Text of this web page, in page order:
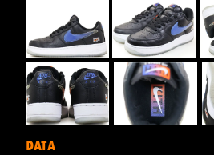
DATA